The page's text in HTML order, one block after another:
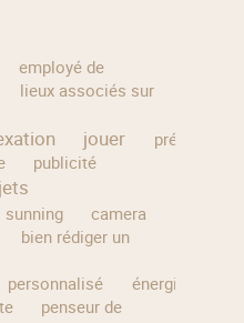
employé de
lieux associés sur
jouer
prélude
publicité
sunning
camera
bien rédiger un
personnalisé énergie
penseur de